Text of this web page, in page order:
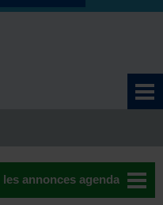
annonces agenda